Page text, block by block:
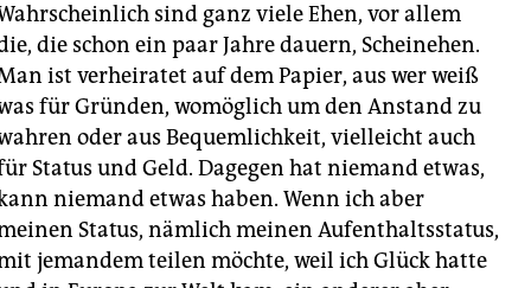
sind ganz viele Ehen, vor allem
die schon ein paar Jahre dauern, Scheinehen.
ist verheiratet auf dem Papier, aus wer weiß
für Gründen, womöglich um den Anstand zu
oder aus Bequemlichkeit, vielleicht auch
Status und Geld. Dagegen hat niemand etwas,
niemand etwas haben. Wenn ich aber
Status, nämlich meinen Aufenthaltsstatus,
jemandem teilen möchte, weil ich Glück hatte